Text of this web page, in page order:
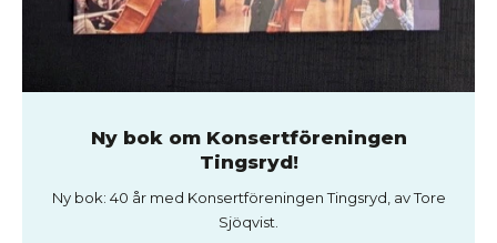
Ny bok om Konsertföreningen
Tingsryd!
Ny bok: 40 år med Konsertföreningen Tingsryd, av Tore
Sjöqvist.